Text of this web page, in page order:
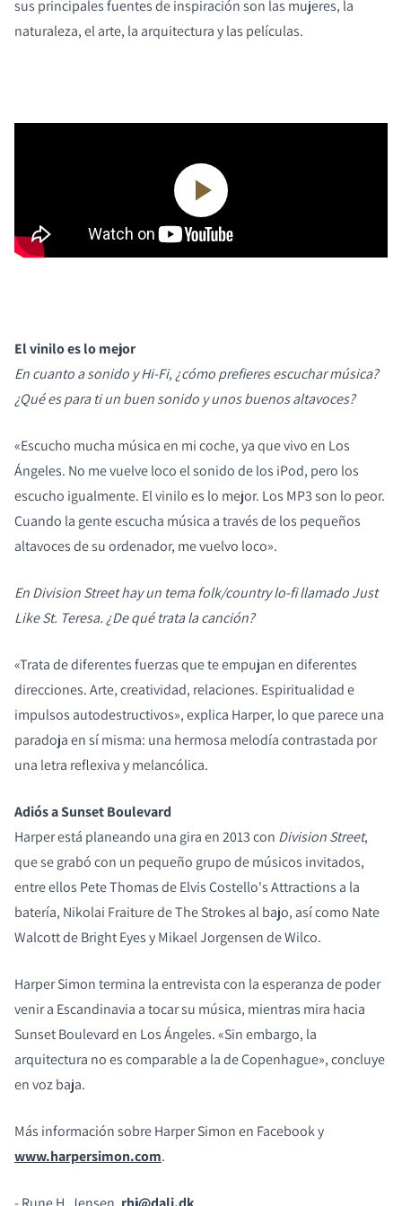
sus principales fuentes de inspiración son las mujeres, la
naturaleza, el arte, la arquitectura y las películas.
El vinilo es lo mejor
En cuanto a sonido y Hi-Fi, ¿cómo prefieres escuchar música?
¿Qué es para ti un buen sonido y unos buenos altavoces?
«Escucho mucha música en mi coche, ya que vivo en Los
Ángeles. No me vuelve loco el sonido de los iPod, pero los
escucho igualmente. El vinilo es lo mejor. Los MP3 son lo peor.
Cuando la gente escucha música a través de los pequeños
altavoces de su ordenador, me vuelvo loco».
En Division Street hay un tema folk/country lo-fi llamado Just
Like St. Teresa. ¿De qué trata la canción?
«Trata de diferentes fuerzas que te empujan en diferentes
direcciones. Arte, creatividad, relaciones. Espiritualidad e
impulsos autodestructivos», explica Harper, lo que parece una
paradoja en sí misma: una hermosa melodía contrastada por
una letra reflexiva y melancólica.
Adiós a Sunset Boulevard
Harper está planeando una gira en 2013 con Division Street,
quese grabó con un pequeño grupo de músicos invitados,
entre ellos Pete Thomas de Elvis Costello's Attractions a la
batería, Nikolai Fraiture de The Strokes al bajo, así como Nate
Walcott de Bright Eyes y Mikael Jorgensen de Wilco.
Harper Simon termina la entrevista con la esperanza de poder
venir a Escandinavia a tocar su música, mientras mira hacia
Sunset Boulevard en Los Ángeles. «Sin embargo, la
arquitectura no es comparable a la de Copenhague», concluye
en voz baja.
Más información sobre Harper Simon en Facebook y
www.harpersimon.com.